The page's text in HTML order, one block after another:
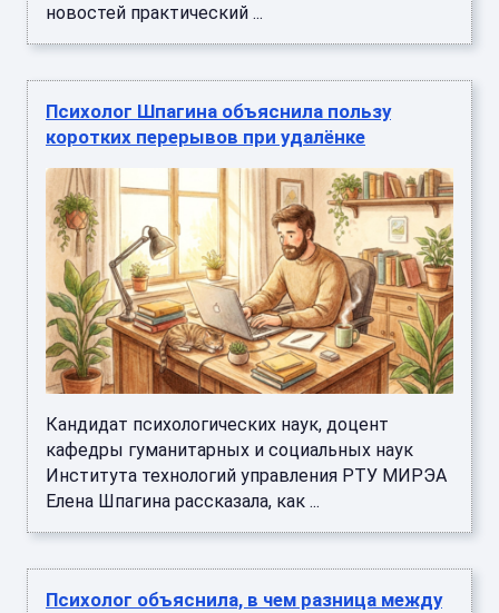
новостей практический ...
Психолог Шпагина объяснила пользу
коротких перерывов при удалёнке
Кандидат психологических наук, доцент
кафедры гуманитарных и социальных наук
Института технологий управления РТУ МИРЭА
Елена Шпагина рассказала, как ...
Психолог объяснила, в чем разница между